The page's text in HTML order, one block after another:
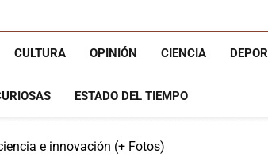
Cadena
CULTURA OPINIÓN CIENCIA
ESTADO DEL TIEMPO
e innovación (+ Fotos)